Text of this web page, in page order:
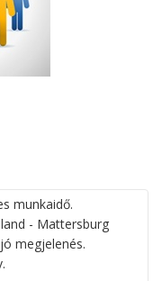
munkaidő.
- Mattersburg
megjelenés.